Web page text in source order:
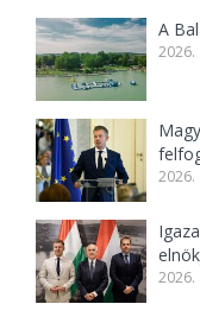
A
2026.
2026.
2026.